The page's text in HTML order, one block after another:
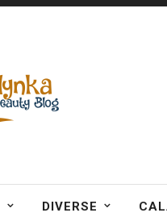
DIVERSE